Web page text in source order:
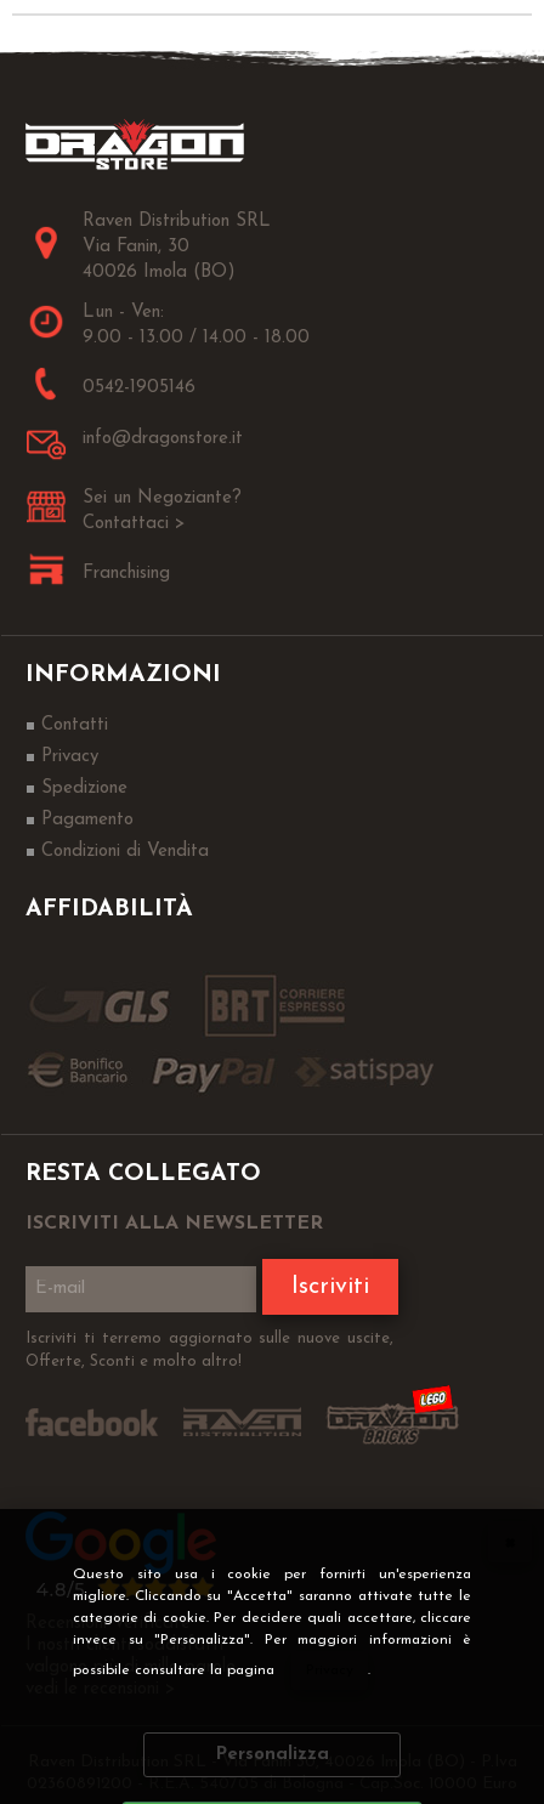
Questo sito usa i cookie per fornirti un'esperienza
migliore. Cliccando su "Accetta" saranno attivate tutte le
categorie di cookie. Per decidere quali accettare, cliccare
invece su "Personalizza". Per maggiori informazioni è
possibile consultare la pagina .
Personalizza
Raven Distribution SRL
Via Fanin, 30
40026 Imola (BO)
Lun - Ven:
9.00 - 13.00 / 14.00 - 18.00
0542-1905146
info@dragonstore.it
Sei un Negoziante?
Contattaci >
Franchising
INFORMAZIONI
Contatti
Privacy
Spedizione
Pagamento
Condizioni di Vendita
AFFIDABILITÀ
RESTA COLLEGATO
ISCRIVITI ALLA NEWSLETTER
Iscriviti
Iscriviti ti terremo aggiornato sulle nuove uscite,
Offerte, Sconti e molto altro!
Recensioni Verificate
I nostri clienti soddisfatti
valgono più di mille parole
Raven Distribution SRL - Via Fanin 30, 40026 Imola (BO) - P.Iva